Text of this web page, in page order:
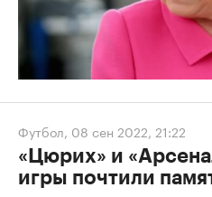
Футбол, 08 сен 2022, 21:22
«Цюрих» и
игры почтили